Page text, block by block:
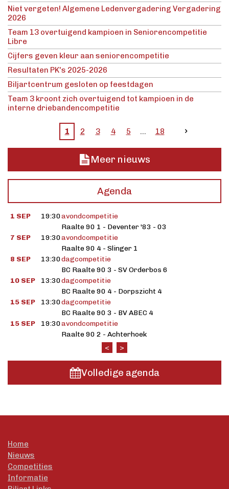
Niet vergeten! Algemene Ledenvergadering Vergadering
2026
Team 13 overtuigend kampioen in Seniorencompetitie
Libre
Cijfers geven kleur aan seniorencompetitie
Resultaten PK's 2025-2026
Biljartcentrum gesloten op feestdagen
Team 3 kroont zich overtuigend tot kampioen in de
interne driebandencompetitie
1 2 3 4 5 18
Meer nieuws
Agenda
1 SEP 19:30avondcompetitie
Raalte 90 1 - Deventer '83 - 03
7 SEP
19:30avondcompetitie
Raalte 90 4 - Slinger 1
8 SEP
13:30dagcompetitie
BC Raalte 90 3 - SV Orderbos 6
10 SEP
13:30dagcompetitie
BC Raalte 90 4 - Dorpszicht 4
15 SEP
13:30dagcompetitie
BC Raalte 90 3 - BV ABEC 4
15 SEP
19:30avondcompetitie
Raalte 90 2 - Achterhoek
<
>
Volledige agenda
Home
Nieuws
Competities
Informatie